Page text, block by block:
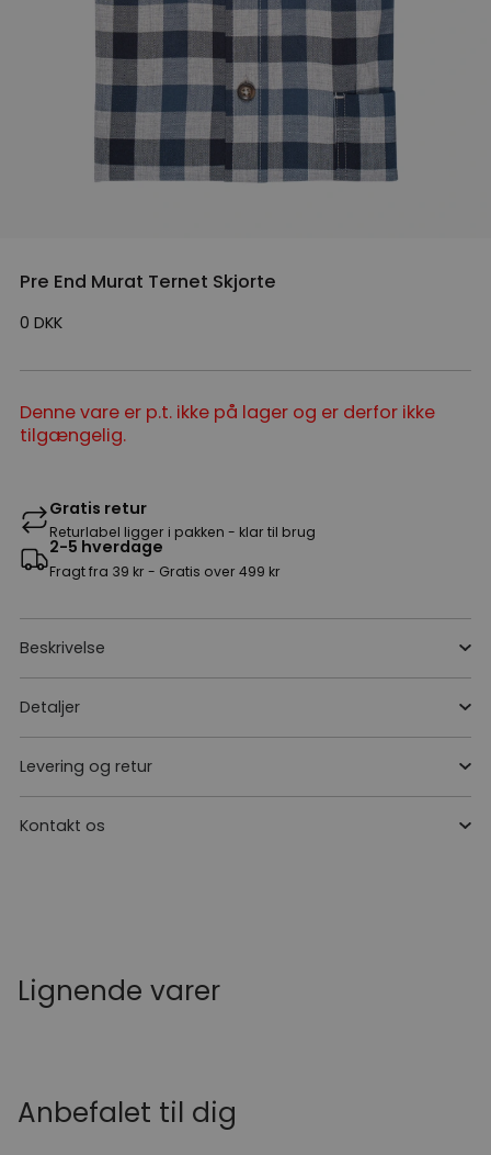
Pre End Murat Ternet Skjorte
0 DKK
Denne vare er p.t. ikke på lager og er derfor ikke
tilgængelig.
Gratis retur
Returlabel ligger i pakken - klar til brug
2-5 hverdage
Fragt fra 39 kr - Gratis over 499 kr
Beskrivelse
Detaljer
Levering og retur
Kontakt os
Lignende varer
Anbefalet til dig